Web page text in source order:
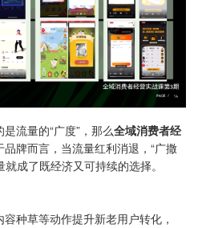
流量的“广度”，那么全域消费者经
品牌而言，当流量红利消退，“广撒
成了既经济又可持续的选择。
种草等动作提升新老用户转化，